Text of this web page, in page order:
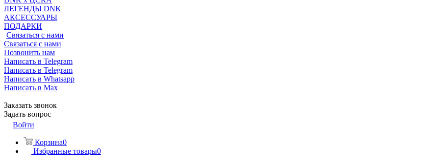
ЛЕГЕНДЫ DNK
АКСЕССУАРЫ
ПОДАРКИ
Связаться с нами
Связаться с нами
Позвонить нам
Написать в Telegram
Написать в Telegram
Написать в Whatsapp
Написать в Max
Заказать звонок
Задать вопрос
Войти
Корзина0
Избранные товары0